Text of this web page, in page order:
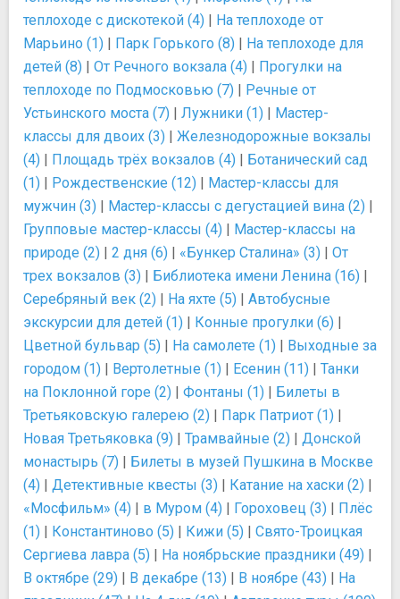
теплоходе с дискотекой (4) | На теплоходе от
Марьино (1) | Парк Горького (8) | На теплоходе для
детей (8) | От Речного вокзала (4) | Прогулки на
теплоходе по Подмосковью (7) | Речные от
Устьинского моста (7) | Лужники (1) | Мастер-
классы для двоих (3) | Железнодорожные вокзалы
(4) | Площадь трёх вокзалов (4) | Ботанический сад
(1) | Рождественские (12) | Мастер-классы для
мужчин (3) | Мастер-классы с дегустацией вина (2) |
Групповые мастер-классы (4) | Мастер-классы на
природе (2) | 2 дня (6) | «Бункер Сталина» (3) | От
трех вокзалов (3) | Библиотека имени Ленина (16) |
Серебряный век (2) | На яхте (5) | Автобусные
экскурсии для детей (1) | Конные прогулки (6) |
Цветной бульвар (5) | На самолете (1) | Выходные за
городом (1) | Вертолетные (1) | Есенин (11) | Танки
на Поклонной горе (2) | Фонтаны (1) | Билеты в
Третьяковскую галерею (2) | Парк Патриот (1) |
Новая Третьяковка (9) | Трамвайные (2) | Донской
монастырь (7) | Билеты в музей Пушкина в Москве
(4) | Детективные квесты (3) | Катание на хаски (2) |
«Мосфильм» (4) | в Муром (4) | Гороховец (3) | Плёс
(1) | Константиново (5) | Кижи (5) | Свято-Троицкая
Сергиева лавра (5) | На ноябрьские праздники (49) |
В октябре (29) | В декабре (13) | В ноябре (43) | На